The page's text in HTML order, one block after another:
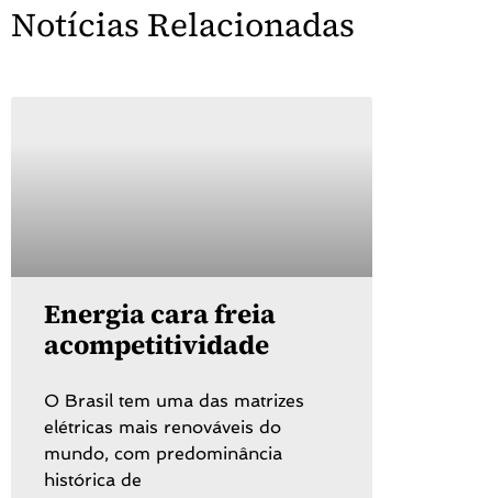
Notícias Relacionadas
Energia cara freia
acompetitividade
O Brasil tem uma das matrizes
elétricas mais renováveis do
mundo, com predominância
histórica de